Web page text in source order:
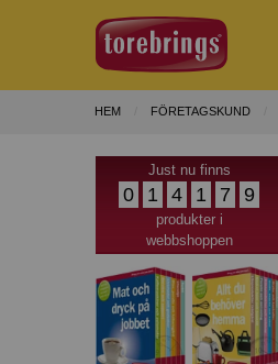
HEM FÖRETAGSKUND
Just nu finns
0 1 4 1 7 9
produkter i
webbshoppen